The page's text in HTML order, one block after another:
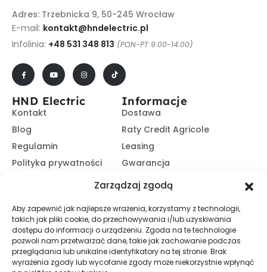
Zarządzaj zgodą
Aby zapewnić jak najlepsze wrażenia, korzystamy z technologii,
takich jak pliki cookie, do przechowywania i/lub uzyskiwania
dostępu do informacji o urządzeniu. Zgoda na te technologie
pozwoli nam przetwarzać dane, takie jak zachowanie podczas
przeglądania lub unikalne identyfikatory na tej stronie. Brak
wyrażenia zgody lub wycofanie zgody może niekorzystnie wpłynąć
Adres: Trzebnicka 9, 50-245 Wrocław
E-mail: kontakt@hndelectric.pl
Infolinia: +48 531 348 813 (PON-PT 9:00-14:00)
HND Electric
Kontakt
Blog
Regulamin
Polityka prywatności
Informacje
Dostawa
Raty Credit Agricole
Leasing
Gwarancja
14 dni na zwrot
Program partnerski
Zasubskrybuj nasz Newsletter
Zapisz Się